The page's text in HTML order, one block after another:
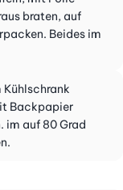
braten, auf
Beides im
Kühlschrank
Backpapier
im auf 80 Grad